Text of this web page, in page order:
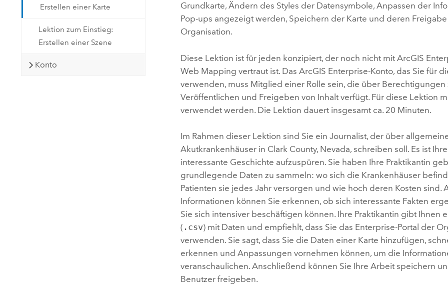
Erstellen einer Karte
Lektion zum Einstieg:
Erstellen einer Szene
Konto
Grundkarte, Ändern des Styles der Datensymbole, Anpassen der
Pop-ups angezeigt werden, Speichern der Karte und deren
Organisation.
Diese Lektion ist für jeden konzipiert, der noch nicht mitArcGIS
Web Mapping vertraut ist. DasArcGIS Enterprise-Konto, das Sie für
verwenden, muss Mitglied einer Rolle sein, die über Berechtigungen
Veröffentlichen und Freigeben von Inhalt verfügt. Für diese Lektion
verwendet werden. Die Lektion dauert insgesamt ca. 20 Minuten.
Im Rahmen dieser Lektion sind Sie ein Journalist, der über
Akutkrankenhäuser in Clark County, Nevada, schreiben soll. Es ist
interessante Geschichte aufzuspüren. Sie haben Ihre Praktikantin
grundlegende Daten zu sammeln: wo sich die Krankenhäuser
Patienten sie jedes Jahr versorgen und wie hoch deren Kosten sind.
Informationen können Sie erkennen, ob sich interessante Fakten
Sie sich intensiver beschäftigen können. Ihre Praktikantin gibt Ihnen
( .csv) mit Daten und empfiehlt, dass Sie das Enterprise-Portal der
verwenden. Sie sagt, dass Sie die Daten einer Karte hinzufügen,
erkennen und Anpassungen vornehmen können, um die
veranschaulichen. Anschließend können Sie Ihre Arbeit speichern
Benutzer freigeben.